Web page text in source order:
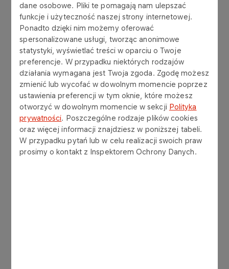
dane osobowe. Pliki te pomagają nam ulepszać
funkcje i użyteczność naszej strony internetowej.
Ponadto dzięki nim możemy oferować
spersonalizowane usługi, tworząc anonimowe
statystyki, wyświetlać treści w oparciu o Twoje
preferencje. W przypadku niektórych rodzajów
działania wymagana jest Twoja zgoda. Zgodę możesz
zmienić lub wycofać w dowolnym momencie poprzez
ustawienia preferencji w tym oknie, które możesz
otworzyć w dowolnym momencie w sekcji Polityka
prywatności. Poszczególne rodzaje plików cookies
oraz więcej informacji znajdziesz w poniższej tabeli.
W przypadku pytań lub w celu realizacji swoich praw
prosimy o kontakt z Inspektorem Ochrony Danych.
Warszawa triumfowali nad włocławianami 87:77.
Poprzednie mecze rozgrywane we Włocławku
zakończyły się wynikami Anwil Włocławek 79:83
Legia Warszawa (4.05.2022) i Anwil Włocławek
71:77 Legia Warszawa (6.05.2022).
Znane są już dokładne terminy finałowej
rywalizacji. Poniżej terminarz spotkań Legionistów
w walce o złoto.
Terminy meczów finałowych play-off: